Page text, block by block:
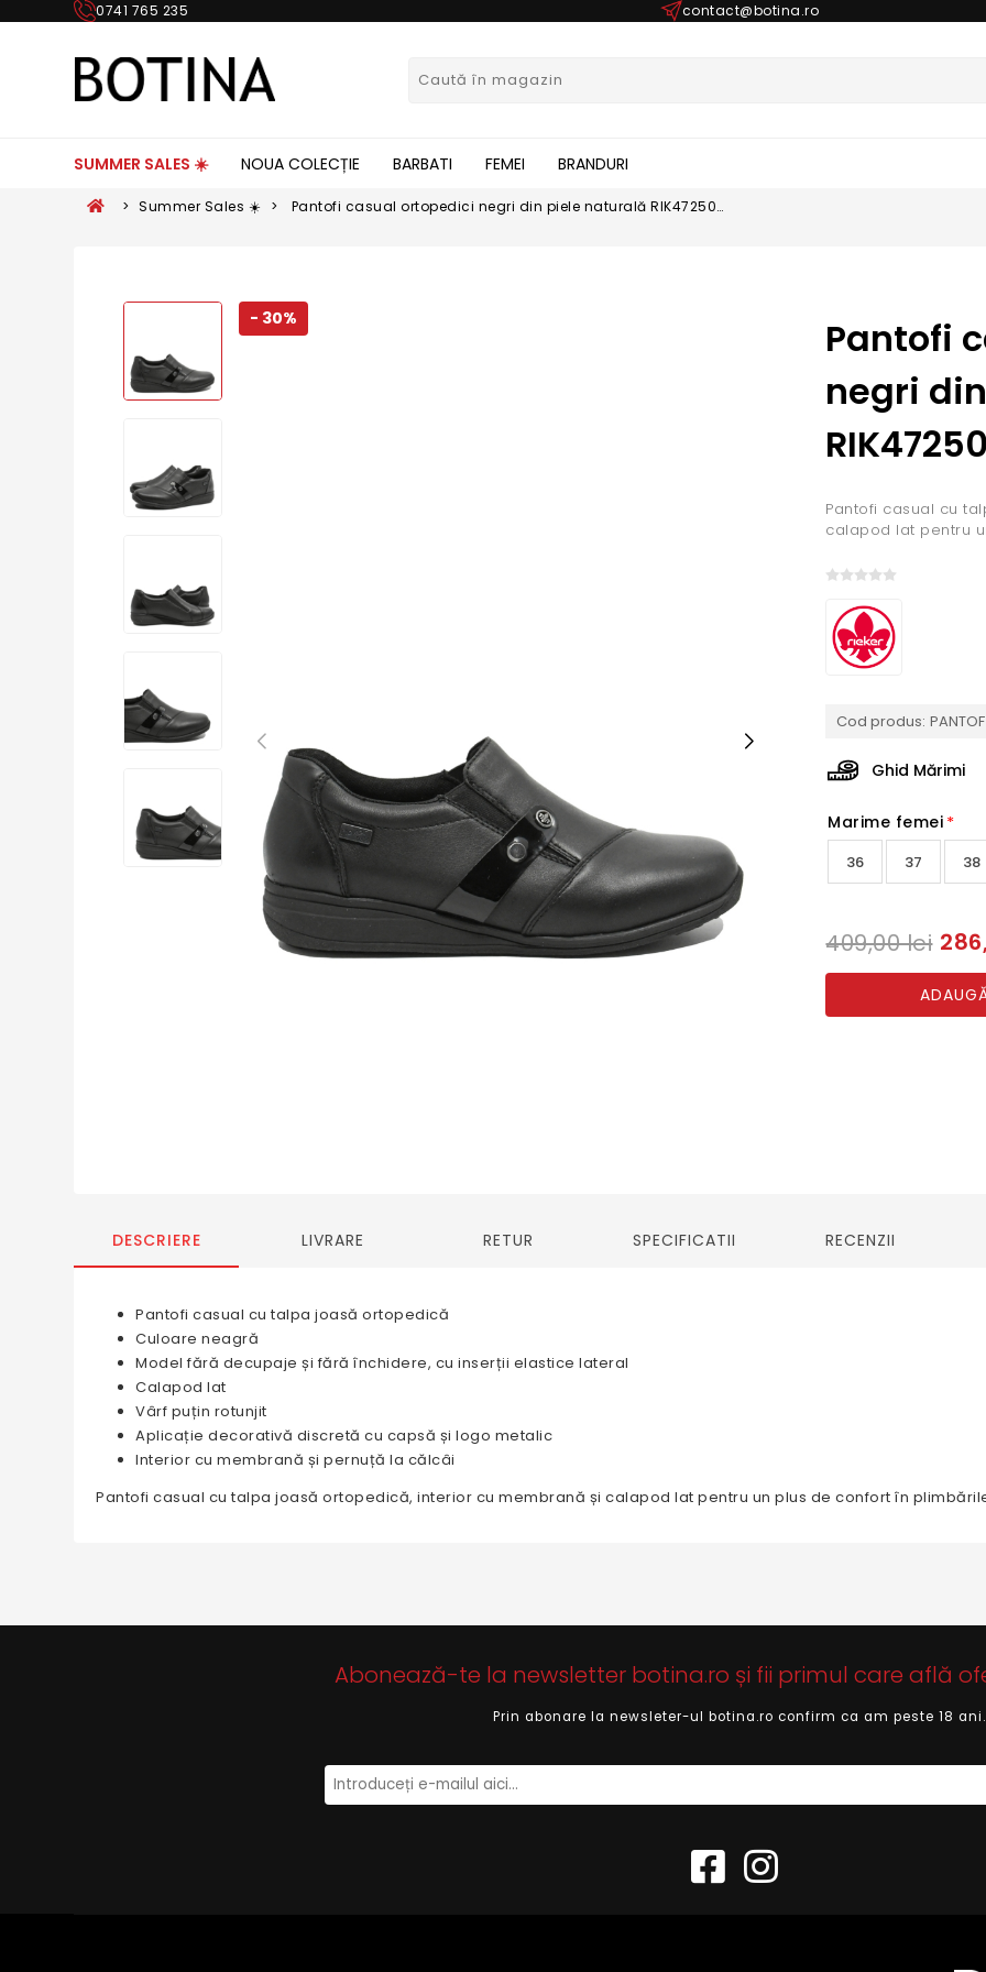
0741 765 235 contact@botina.ro
SUMMER SALES ☀️ NOUA COLECȚIE BARBATI FEMEI BRANDURI
> Summer Sales ☀️ >
Pantofi casual ortopedici negri din piele naturală RIK47250-
- 30%
Pantofi
negri
Pantofi casual cu
calapod lat pentru
Cod produs:
Ghid Mărimi
Marime femei *
36 37 38
409,00 lei
DESCRIERE LIVRARE RETUR SPECIFICATII RECENZII
Pantofi casual cu talpa joasă ortopedică
Culoare neagră
Model fără decupaje și fără închidere, cu inserții elastice lateral
Calapod lat
Vârf puțin rotunjit
Aplicație decorativă discretă cu capsă și logo metalic
Interior cu membrană și pernuță la călcâi
Pantofi casual cu talpa joasă ortopedică, interior cu membrană și calapod lat pentru un plus de confort în
Abonează-te la newsletter botina.ro și fii primul care află
Prin abonare la newsleter-ul botina.ro confirm ca am peste 18 ani.